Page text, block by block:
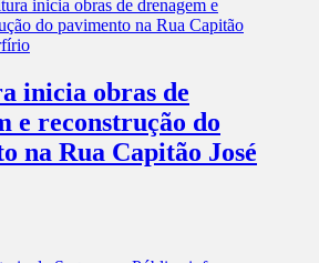
inicia obras de
e reconstrução do
na Rua Capitão José